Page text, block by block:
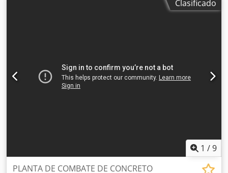
Mod. TBH 500/D/30/12 VZ0200B) 1° Combinada Perfiladora-
526/10/A3/30 VZ0200E) Rodillo de conexión "HOMAG" Mod.
TDL 510/25/12 con gira-piezas (90°) con doble cono (desde
transversal a longitudinal) VZ0200F) Cepillo limpiador
Clasificado
1 /9
PLANTA DE COMBATE DE CONCRETO